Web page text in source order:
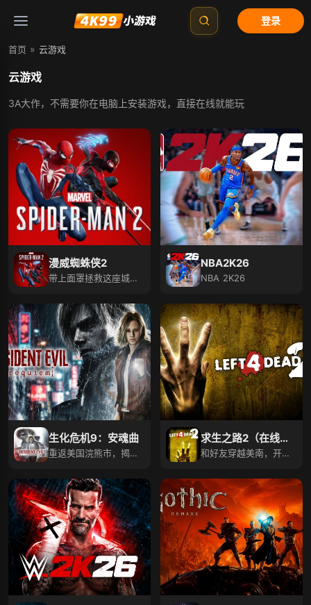
登录
首页 » 云游戏
云游戏
3A大作，不需要你在电脑上安装游戏，直接在线就能玩
漫威蜘蛛侠2
带上面罩拯救这座城市
NBA2K26
NBA 2K26
生化危机9：安魂曲
重返美国浣熊市，揭开
求生之路2（在线免
号）
和好友穿越美南，开启